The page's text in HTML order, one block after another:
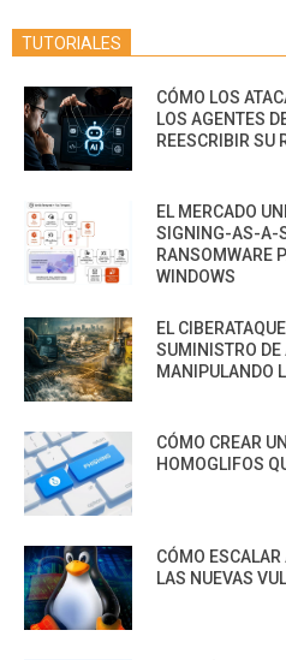
TUTORIALES
CÓMO LOS
LOS AGENTES
REESCRIBIR SU
EL MERCADO
SIGNING-AS-A-
RANSOMWARE
WINDOWS
EL
SUMINISTRO DE
MANIPULANDO
CÓMO CREAR
HOMOGLIFOS
CÓMO
LAS NUEVAS